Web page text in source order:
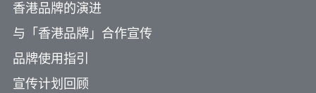
香港品牌的演进
与「香港品牌」合作宣传
品牌使用指引
宣传计划回顾